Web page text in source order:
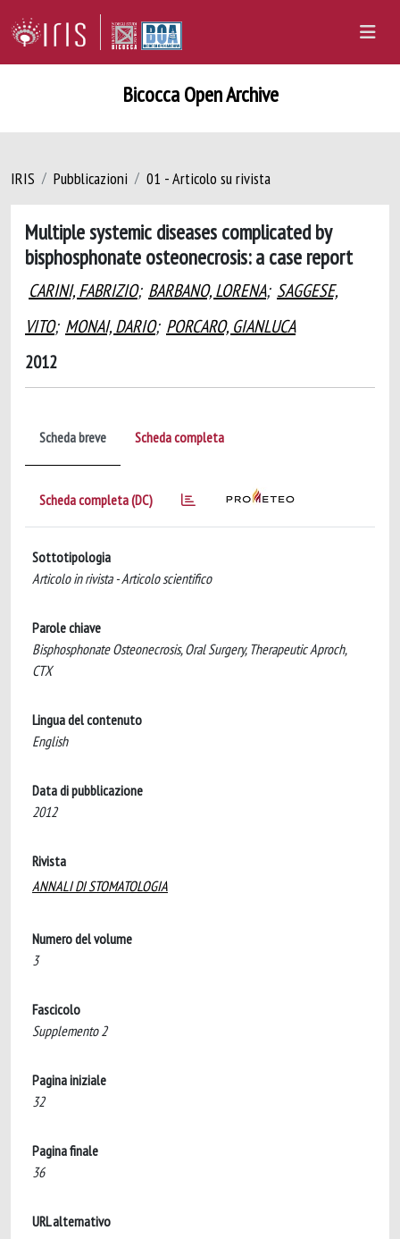
Bicocca Open Archive
IRIS Pubblicazioni 01 - Articolo su rivista
Multiple systemic diseases complicated by
bisphosphonate osteonecrosis: a case report
CARINI, FABRIZIO; BARBANO, LORENA; SAGGESE,
VITO; MONAI, DARIO; PORCARO, GIANLUCA
2012
Scheda breve Scheda completa
Scheda completa (DC)
Sottotipologia
Articolo in rivista - Articolo scientifico
Parole chiave
Bisphosphonate Osteonecrosis, Oral Surgery, Therapeutic Aproch,
CTX
Lingua del contenuto
English
Data di pubblicazione
2012
Rivista
ANNALI DI STOMATOLOGIA
Numero del volume
3
Fascicolo
Supplemento 2
Pagina iniziale
32
Pagina finale
36
URL alternativo